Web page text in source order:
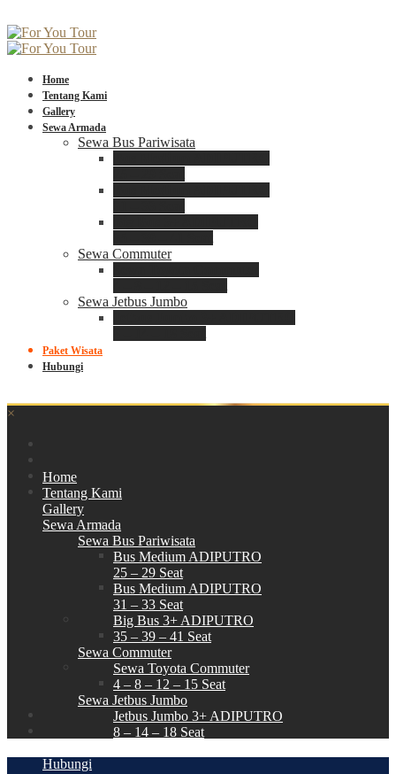
Home
Tentang Kami
Gallery
Sewa Armada
Sewa Bus Pariwisata
Sewa Commuter
Sewa Jetbus Jumbo
Paket Wisata
Hubungi
×
Home
Tentang Kami
Gallery
Sewa Armada
Sewa Bus Pariwisata
Bus Medium ADIPUTRO
25 – 29 Seat
Bus Medium ADIPUTRO
31 – 33 Seat
Big Bus 3+ ADIPUTRO
35 – 39 – 41 Seat
Sewa Commuter
Sewa Toyota Commuter
4 – 8 – 12 – 15 Seat
Sewa Jetbus Jumbo
Jetbus Jumbo 3+ ADIPUTRO
8 – 14 – 18 Seat
Hubungi